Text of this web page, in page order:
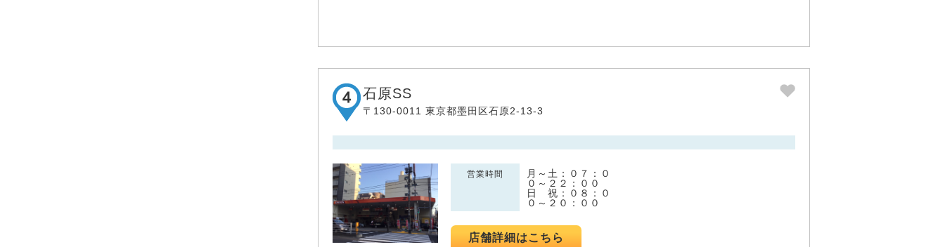
石原SS
〒130-0011 東京都墨田区石原2-13-3
営業時間
月～土：０７：０
０～２２：００
日 祝：０８：０
０～２０：００
店舗詳細はこちら